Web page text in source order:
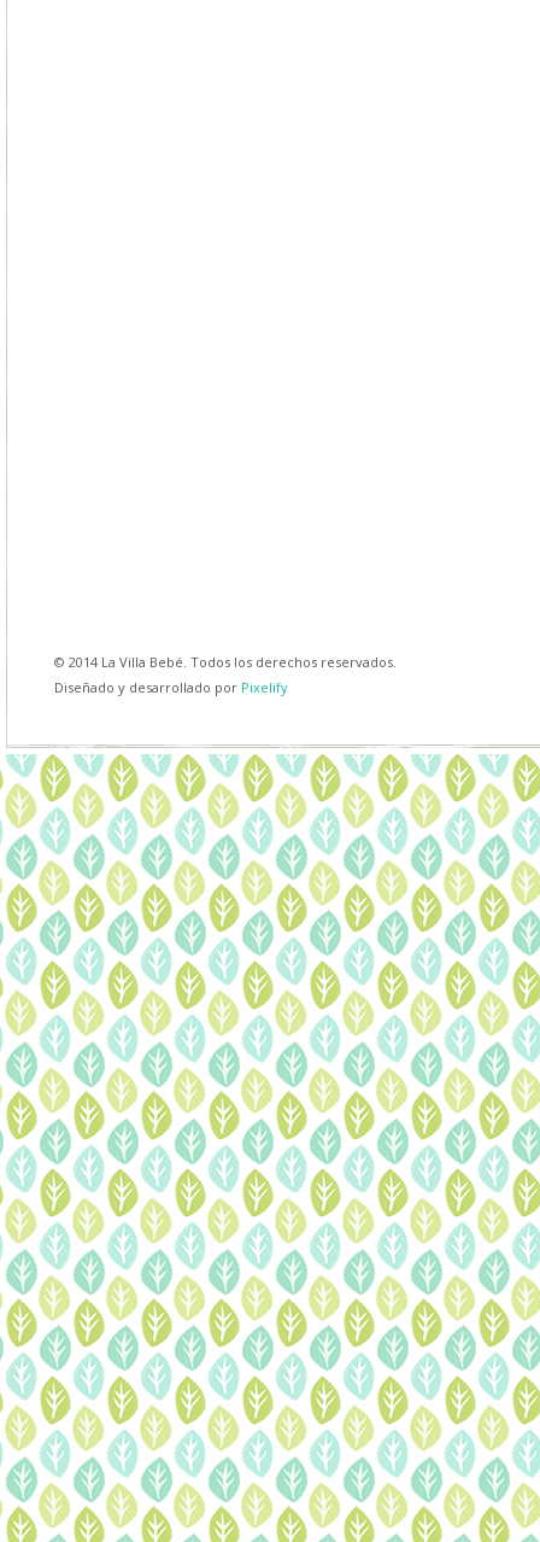
© 2014 La Villa Bebé. Todos los derechos reservados.
Diseñado y desarrollado por Pixelify